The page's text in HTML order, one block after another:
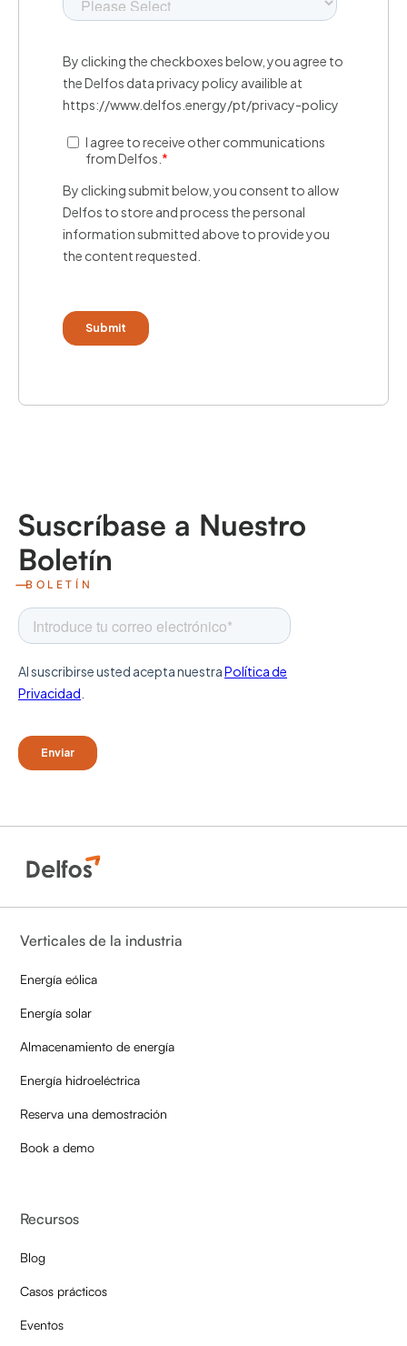
Suscríbase a Nuestro
Boletín
BOLETÍN
Verticales de la industria
Energía eólica
Energía solar
Almacenamiento de energía
Energía hidroeléctrica
Reserva una demostración
Book a demo
Recursos
Blog
Casos prácticos
Eventos